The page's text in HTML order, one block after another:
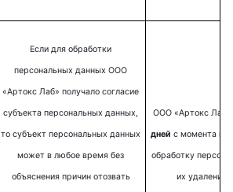
Если для обработки
персональных данных ООО
«Артокс Лаб» получало согласие
субъекта персональных данных,
то субъект персональных данных
может в любое время без
объяснения причин отозвать
ООО «Артокс Лаб»
дней с момента
обработку
их удаление